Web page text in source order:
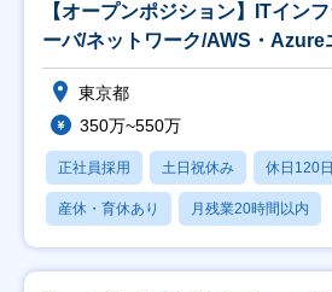
【オープンポジション】ITイン
ーバ/ネットワーク/AWS・Azure
東京都
350万~550万
正社員採用 土日祝休み 休日120
産休・育休あり 月残業20時間以内